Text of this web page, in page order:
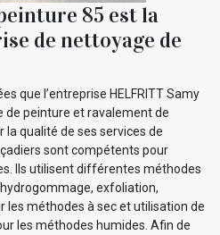
85 est la
de nettoyage de
que l’entreprise HELFRITT Samy
de peinture et ravalement de
la qualité de ses services de
sont compétents pour
Ils utilisent différentes méthodes
exfoliation,
les méthodes à sec et utilisation de
les méthodes humides. Afin de